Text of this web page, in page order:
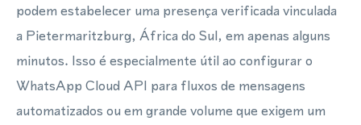
podem estabelecer uma presença verificada vinculada
a Pietermaritzburg, África do Sul, em apenas alguns
minutos. Isso é especialmente útil ao configurar o
WhatsApp Cloud API para fluxos de mensagens
automatizados ou em grande volume que exigem um